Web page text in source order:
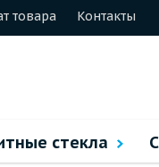
товара Контакты
стекла